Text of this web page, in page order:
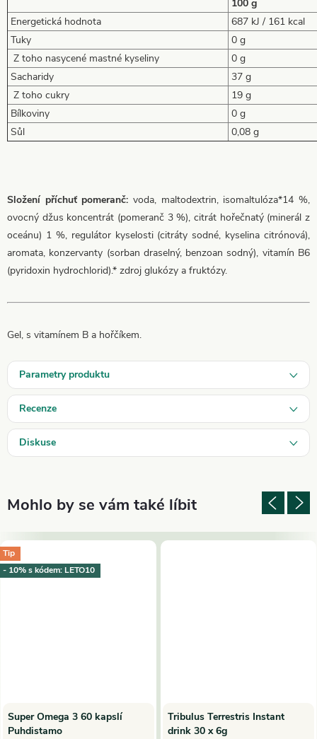
100 g
Energetická hodnota
687 kJ / 161 kcal
Tuky
0 g
Z toho nasycené mastné kyseliny
0 g
Sacharidy
37 g
Z toho cukry
19 g
Bílkoviny
0 g
Sůl
0,08 g
Složení příchuť pomeranč: voda, maltodextrin, isomaltulóza*14 %,
ovocný džus koncentrát (pomeranč 3 %), citrát hořečnatý (minerál z
oceánu) 1 %, regulátor kyselosti (citráty sodné, kyselina citrónová),
aromata, konzervanty (sorban draselný, benzoan sodný), vitamín B6
(pyridoxin hydrochlorid).* zdroj glukózy a fruktózy.
Gel, s vitamínem B a hořčíkem.
Parametry produktu
Recenze
Diskuse
Tip
- 10% s kódem: LETO10
Super Omega 3 60 kapslí
Puhdistamo
Tribulus Terrestris Instant
drink 30 x 6g